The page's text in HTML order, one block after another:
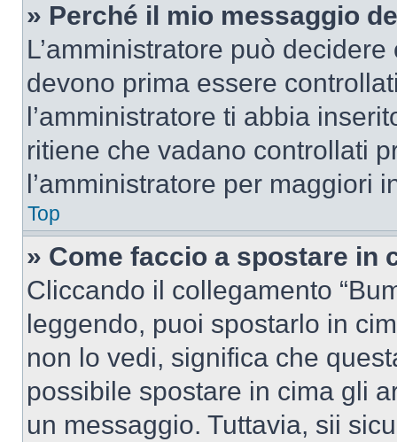
» Perché il mio messaggio
L’amministratore può
devono prima essere
l’amministratore ti abbia
ritiene che vadano controllati
l’amministratore per maggiori
Top
» Come faccio a spostare in
Cliccando il collegamento
leggendo, puoi spostarlo in
non lo vedi, significa che
possibile spostare in cima gli
un messaggio. Tuttavia, sii